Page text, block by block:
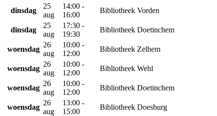
dinsdag
25
aug
14:00 -
16:00
Bibliotheek Vorden
dinsdag
25
aug
17:30 -
19:30
Bibliotheek Doetinchem
woensdag
26
aug
10:00 -
12:00
Bibliotheek Zelhem
woensdag
26
aug
10:00 -
12:00
Bibliotheek Wehl
woensdag
26
aug
10:00 -
12:00
Bibliotheek Doetinchem
woensdag
26
aug
13:00 -
15:00
Bibliotheek Doesburg